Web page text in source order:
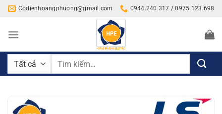
Bỏ
nội
Codienhoangphuong@gmail.com 0944.240.317 / 0975.123.698
Tìm